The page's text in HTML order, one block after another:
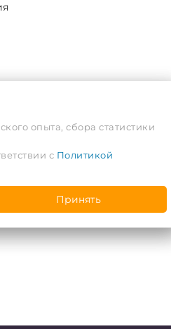
Гомель, ул. Подгорная, 2,
опыта, сбора статистики
с Политикой
Принять